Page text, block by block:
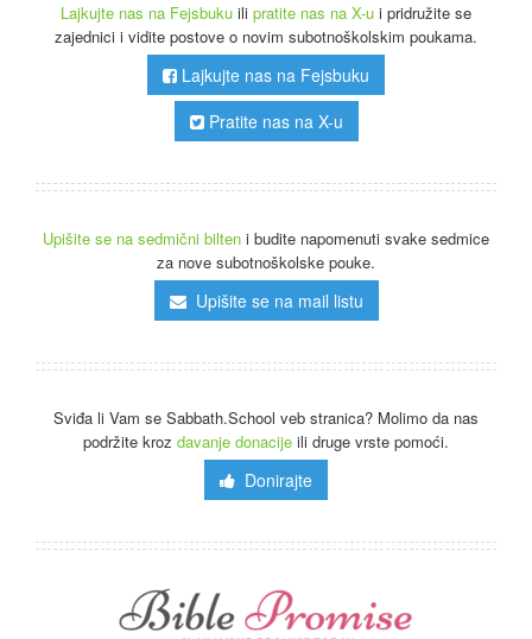
Lajkujte nas na Fejsbuku ili pratite nas na X-u i pridružite se
zajednici i vidite postove o novim subotnoškolskim poukama.
Lajkujte nas na Fejsbuku
Pratite nas na X-u
Upišite se na sedmični bilten i budite napomenuti svake sedmice
za nove subotnoškolske pouke.
Upišite se na mail listu
Sviđa li Vam se Sabbath.School veb stranica? Molimo da nas
podržite kroz davanje donacije ili druge vrste pomoći.
Donirajte